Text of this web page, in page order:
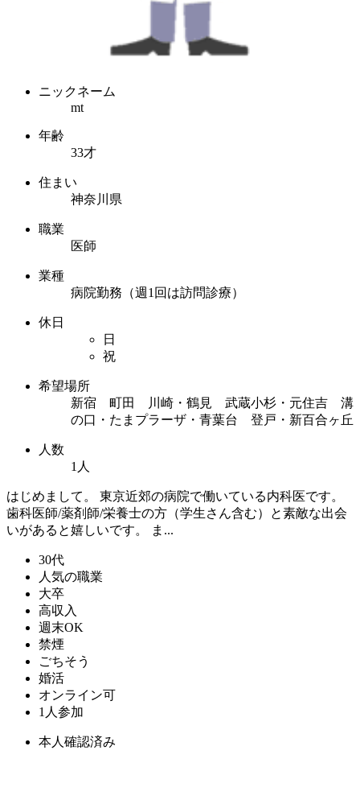
ニックネーム
mt
年齢
33才
住まい
神奈川県
職業
医師
業種
病院勤務（週1回は訪問診療）
休日
日
祝
希望場所
新宿 町田 川崎・鶴見 武蔵小杉・元住吉 溝
の口・たまプラーザ・青葉台 登戸・新百合ヶ丘
人数
1人
はじめまして。 東京近郊の病院で働いている内科医です。
歯科医師/薬剤師/栄養士の方（学生さん含む）と素敵な出会
いがあると嬉しいです。 ま...
30代
人気の職業
大卒
高収入
週末OK
禁煙
ごちそう
婚活
オンライン可
1人参加
本人確認済み